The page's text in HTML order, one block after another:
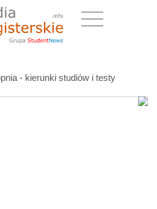
- kierunki studiów i testy